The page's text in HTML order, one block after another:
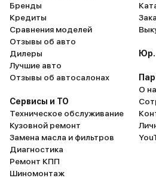
Бренды
Кредиты
Сравнения моделей
Отзывы об авто
Дилеры
Лучшие авто
Отзывы об автосалонах
Сервисы и ТО
Техническое обслуживание
Кузовной ремонт
Замена масла и фильтров
Диагностика
Ремонт КПП
Шиномонтаж
Юр.
О